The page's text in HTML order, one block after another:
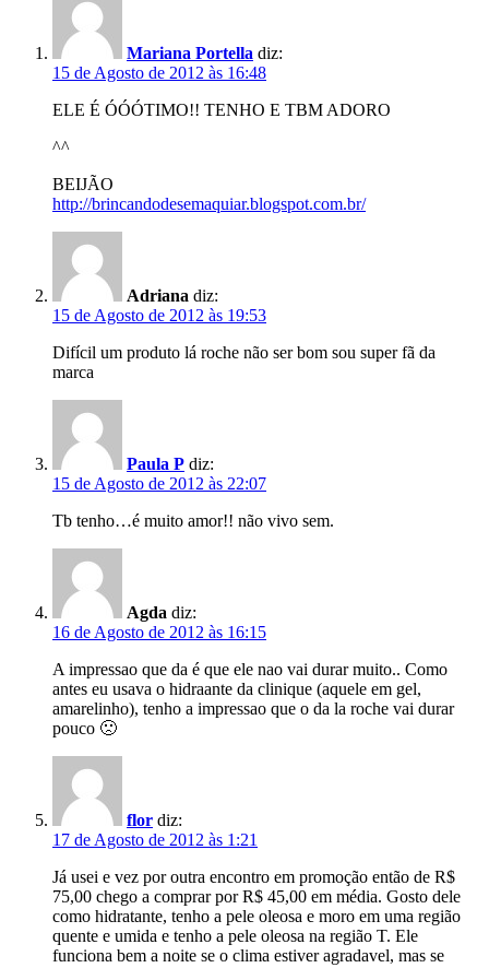
Mariana Portella diz:
15 de Agosto de 2012 às 16:48
ELE É ÓÓÓTIMO!! TENHO E TBM ADORO
^^
BEIJÃO
http://brincandodesemaquiar.blogspot.com.br/
Adriana diz:
15 de Agosto de 2012 às 19:53
Difícil um produto lá roche não ser bom sou super fã da
marca
Paula P diz:
15 de Agosto de 2012 às 22:07
Tb tenho…é muito amor!! não vivo sem.
Agda diz:
16 de Agosto de 2012 às 16:15
A impressao que da é que ele nao vai durar muito.. Como
antes eu usava o hidraante da clinique (aquele em gel,
amarelinho), tenho a impressao que o da la roche vai durar
pouco 🙁
flor diz:
17 de Agosto de 2012 às 1:21
Já usei e vez por outra encontro em promoção então de R$
75,00 chego a comprar por R$ 45,00 em média. Gosto dele
como hidratante, tenho a pele oleosa e moro em uma região
quente e umida e tenho a pele oleosa na região T. Ele
funciona bem a noite se o clima estiver agradavel, mas se